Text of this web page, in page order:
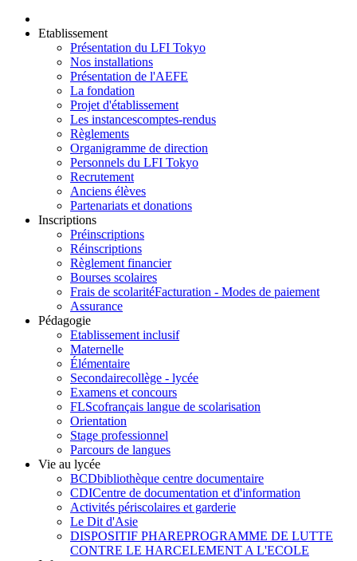
Etablissement
Présentation du LFI Tokyo
Nos installations
Présentation de l'AEFE
La fondation
Projet d'établissement
Les instancescomptes-rendus
Règlements
Organigramme de direction
Personnels du LFI Tokyo
Recrutement
Anciens élèves
Partenariats et donations
Inscriptions
Préinscriptions
Réinscriptions
Règlement financier
Bourses scolaires
Frais de scolaritéFacturation - Modes de paiement
Assurance
Pédagogie
Etablissement inclusif
Maternelle
Élémentaire
Secondairecollège - lycée
Examens et concours
FLScofrançais langue de scolarisation
Orientation
Stage professionnel
Parcours de langues
Vie au lycée
BCDbibliothèque centre documentaire
CDICentre de documentation et d'information
Activités périscolaires et garderie
Le Dit d'Asie
DISPOSITIF PHAREPROGRAMME DE LUTTE
CONTRE LE HARCELEMENT A L'ECOLE